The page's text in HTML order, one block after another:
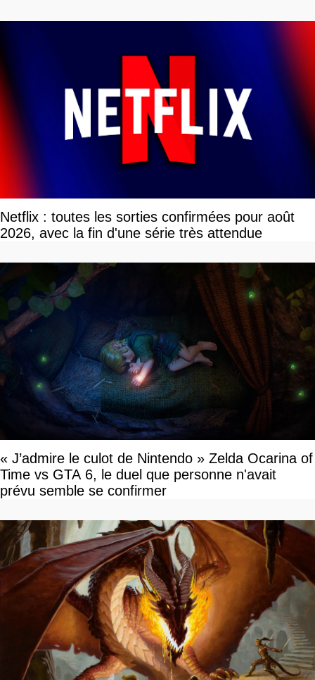
Netflix : toutes les sorties confirmées pour août
2026, avec la fin d'une série très attendue
« J’admire le culot de Nintendo » Zelda Ocarina of
Time vs GTA 6, le duel que personne n'avait
prévu semble se confirmer